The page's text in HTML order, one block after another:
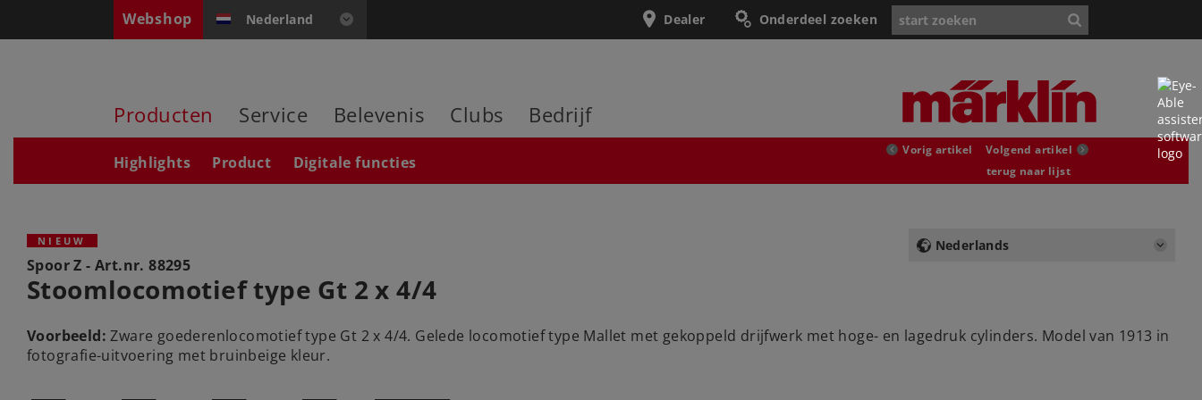
Webshop Nederland Onderdeel zoeken
Dealer
Producten Service Belevenis Clubs Bedrijf
Highlights Product Digitale functies
Vorig artikel
Volgend artikel
terug naar lijst
Nederlands
NIEUW
Spoor Z - Art.nr.88295
Stoomlocomotief type Gt 2 x 4/4
Voorbeeld: Zware goederenlocomotief type Gt 2 x 4/4. Gelede locomotief type Mallet met gekoppeld drijfwerk met hoge- en lagedruk cylinders. Model van 1913 in
fotografie-uitvoering met bruinbeige kleur.